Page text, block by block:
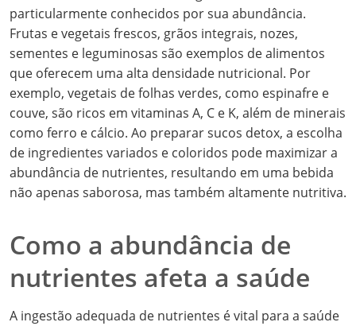
particularmente conhecidos por sua abundância.
Frutas e vegetais frescos, grãos integrais, nozes,
sementes e leguminosas são exemplos de alimentos
que oferecem uma alta densidade nutricional. Por
exemplo, vegetais de folhas verdes, como espinafre e
couve, são ricos em vitaminas A, C e K, além de minerais
como ferro e cálcio. Ao preparar sucos detox, a escolha
de ingredientes variados e coloridos pode maximizar a
abundância de nutrientes, resultando em uma bebida
não apenas saborosa, mas também altamente nutritiva.
Como a abundância de
nutrientes afeta a saúde
A ingestão adequada de nutrientes é vital para a saúde